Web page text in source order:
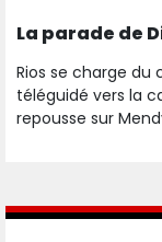
La parade de
Rios se charge
téléguidé vers la
repousse sur